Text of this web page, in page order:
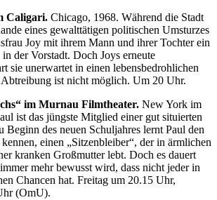
Caligari. Chicago, 1968. Während die Stadt
eines gewalttätigen politischen Umsturzes
Joy mit ihrem Mann und ihrer Tochter ein
der Vorstadt. Doch Joys erneute
sie unerwartet in einen lebensbedrohlichen
ist nicht möglich. Um 20 Uhr.
im Murnau Filmtheater. New York im
ist das jüngste Mitglied einer gut situierten
Beginn des neuen Schuljahres lernt Paul den
einen „Sitzenbleiber“, der in ärmlichen
kranken Großmutter lebt. Doch es dauert
mehr bewusst wird, dass nicht jeder in
Chancen hat. Freitag um 20.15 Uhr,
(OmU).